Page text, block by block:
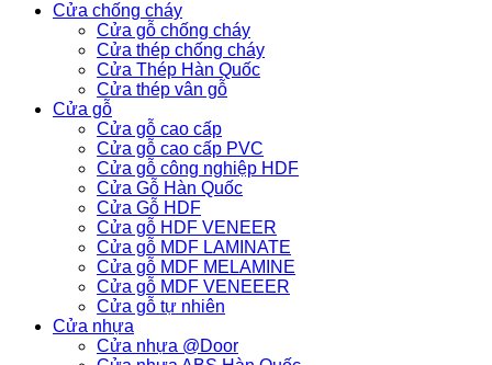
Cửa chống cháy
Cửa gỗ chống cháy
Cửa thép chống cháy
Cửa Thép Hàn Quốc
Cửa thép vân gỗ
Cửa gỗ
Cửa gỗ cao cấp
Cửa gỗ cao cấp PVC
Cửa gỗ công nghiệp HDF
Cửa Gỗ Hàn Quốc
Cửa Gỗ HDF
Cửa gỗ HDF VENEER
Cửa gỗ MDF LAMINATE
Cửa gỗ MDF MELAMINE
Cửa gỗ MDF VENEEER
Cửa gỗ tự nhiên
Cửa nhựa
Cửa nhựa @Door